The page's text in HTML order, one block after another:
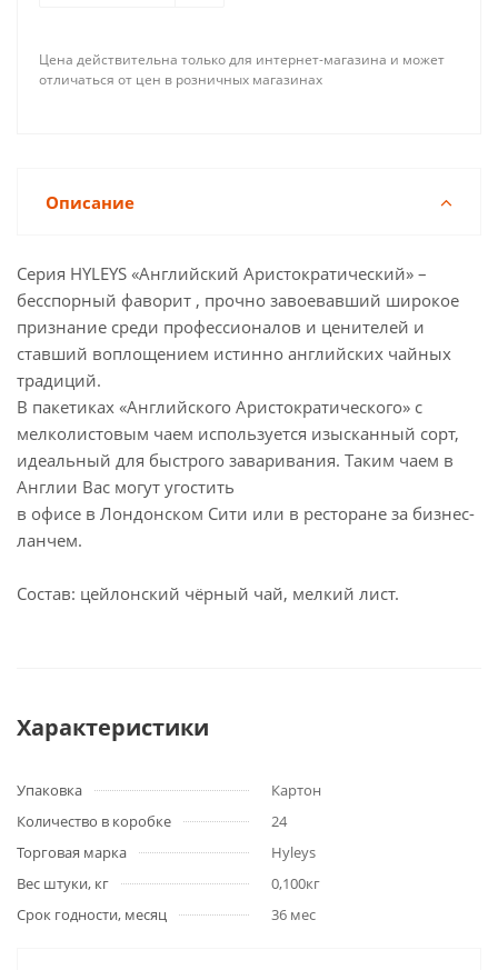
Цена действительна только для интернет-магазина и может
отличаться от цен в розничных магазинах
Описание
Серия HYLEYS «Английский Аристократический» –
бесспорный фаворит , прочно завоевавший широкое
признание среди профессионалов и ценителей и
ставший воплощением истинно английских чайных
традиций.
В пакетиках «Английского Аристократического» с
мелколистовым чаем используется изысканный сорт,
идеальный для быстрого заваривания. Таким чаем в
Англии Вас могут угостить
в офисе в Лондонском Сити или в ресторане за бизнес-
ланчем.
Состав: цейлонский чёрный чай, мелкий лист.
Характеристики
Упаковка
Картон
Количество в коробке
24
Торговая марка
Hyleys
Вес штуки, кг
0,100кг
Срок годности, месяц
36 мес